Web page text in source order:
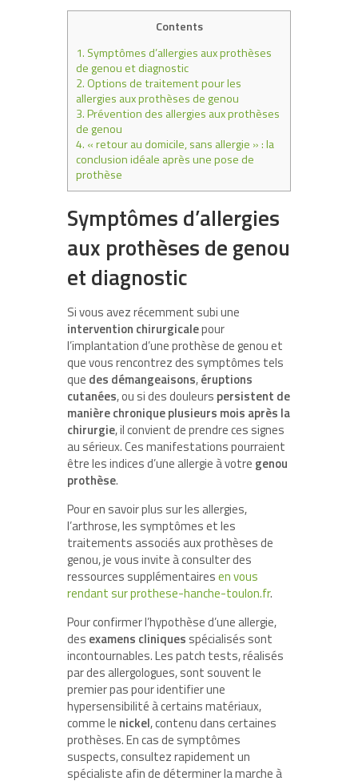
Contents
1. Symptômes d’allergies aux prothèses
de genou et diagnostic
2.Options de traitement pour les
allergies aux prothèses de genou
3.Prévention des allergies aux prothèses
de genou
4. « retour au domicile, sans allergie » : la
conclusion idéale après une pose de
prothèse
Symptômes d’allergies
aux prothèses de genou
et diagnostic
Si vous avez récemment subi une
intervention chirurgicalepour
l’implantation d’une prothèse de genou et
que vous rencontrez des symptômes tels
que des démangeaisons,éruptions
cutanées, ou si des douleurs persistent de
manière chronique plusieurs mois après la
chirurgie, il convient de prendre ces signes
au sérieux. Ces manifestations pourraient
être les indices d’une allergie à votre genou
prothèse.
Pour en savoir plus sur les allergies,
l’arthrose, les symptômes et les
traitements associés aux prothèses de
genou, je vous invite à consulter des
ressources supplémentairesen vous
rendant sur prothese-hanche-toulon.fr.
Pour confirmer l’hypothèse d’une allergie,
des examens cliniques spécialisés sont
incontournables. Les patch tests, réalisés
par des allergologues, sont souvent le
premier pas pour identifier une
hypersensibilité à certains matériaux,
comme le nickel, contenu dans certaines
prothèses. En cas de symptômes
suspects, consultez rapidement un
spécialiste afin de déterminer la marche à